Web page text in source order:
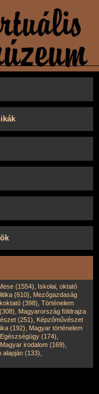
(1554), Iskolai, oktató
(610), Mezőgazdaság
(398), Történelem
, Magyarország földrajza
(251), Képzőművészet
(192), Magyar történelem
Egészségügy (174),
Magyar irodalom (169),
alapján (133),